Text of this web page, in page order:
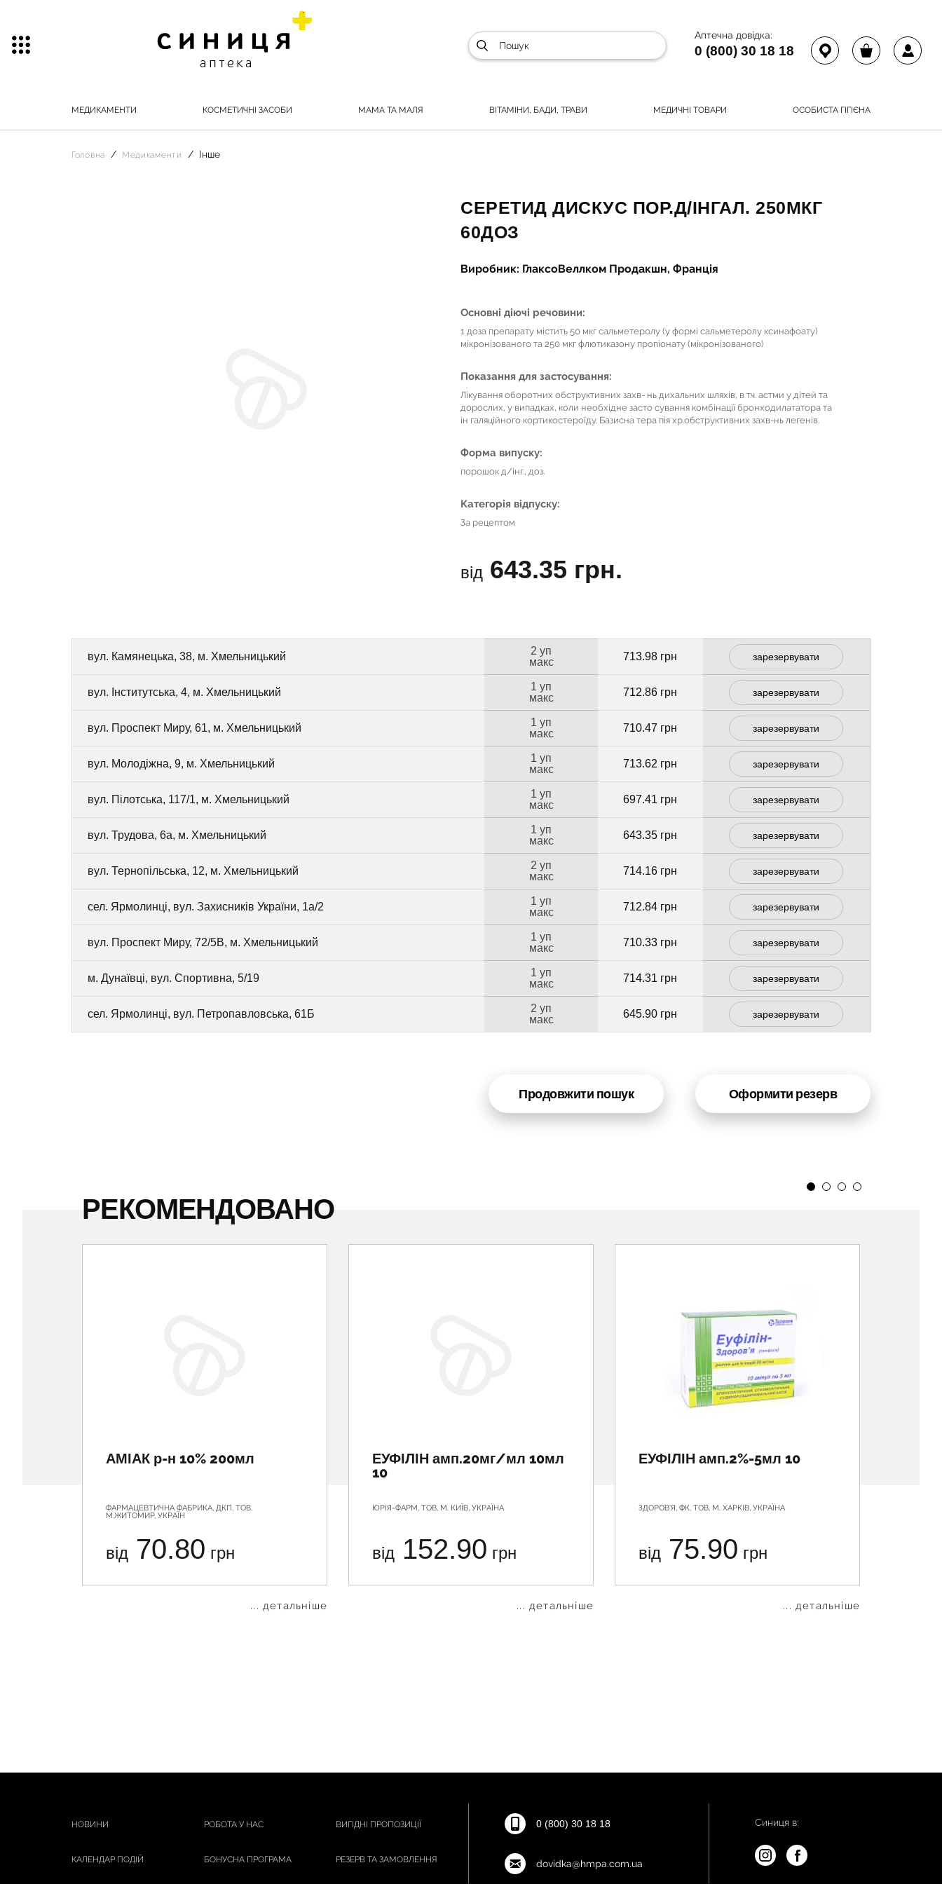
Аптечна довідка:
0 (800) 30 18 18
МЕДИКАМЕНТИ КОСМЕТИЧНІ ЗАСОБИ МАМА ТА МАЛЯ ВІТАМІНИ, БАДИ, ТРАВИ МЕДИЧНІ ТОВАРИ ОСОБИСТА ГІГІЄНА
Головна Медикаменти Інше
СЕРЕТИД ДИСКУС ПОР.Д/ІНГАЛ. 250МКГ
60ДОЗ
Виробник: ГлаксоВеллком Продакшн, Франція
Основні діючі речовини:
1 доза препарату містить 50 мкг сальметеролу (у формі сальметеролу ксинафоату)
мікронізованого та 250 мкг флютиказону пропіонату (мікронізованого)
Показання для застосування:
Лікування оборотних обструктивних захв- нь дихальних шляхів, в т.ч. астми у дітей та
дорослих, у випадках, коли необхідне засто сування комбінації бронходилататора та
ін галяційного кортикостероїду. Базисна тера пія хр.обструктивних захв-нь легенів.
Форма випуску:
порошок д/інг., доз.
Категорія відпуску:
За рецептом
від 643.35 грн.
вул. Камянецька, 38, м. Хмельницький
2 уп
макс
713.98 грн зарезервувати
вул. Інститутська, 4, м. Хмельницький
1 уп
макс
712.86 грн зарезервувати
вул. Проспект Миру, 61, м. Хмельницький
1 уп
макс
710.47 грн зарезервувати
вул. Молодіжна, 9, м. Хмельницький
1 уп
макс
713.62 грн зарезервувати
вул. Пілотська, 117/1, м. Хмельницький
1 уп
макс
697.41 грн зарезервувати
вул. Трудова, 6а, м. Хмельницький
1 уп
макс
643.35 грн зарезервувати
вул. Тернопільська, 12, м. Хмельницький
2 уп
макс
714.16 грн зарезервувати
сел. Ярмолинці, вул. Захисників України, 1а/2
1 уп
макс
712.84 грн зарезервувати
вул. Проспект Миру, 72/5В, м. Хмельницький
1 уп
макс
710.33 грн зарезервувати
м. Дунаївці, вул. Спортивна, 5/19
1 уп
макс
714.31 грн зарезервувати
сел. Ярмолинці, вул. Петропавловська, 61Б
2 уп
макс
645.90 грн зарезервувати
Продовжити пошук Оформити резерв
РЕКОМЕНДОВАНО
АМІАК р-н 10% 200мл
ФАРМАЦЕВТИЧНА ФАБРИКА, ДКП, ТОВ,
М.ЖИТОМИР, УКРАЇН
від 70.80 грн
... детальніше
ЕУФІЛІН амп.20мг/мл 10мл
10
ЮРІЯ-ФАРМ, ТОВ, М. КИЇВ, УКРАЇНА
від 152.90 грн
... детальніше
ЕУФІЛІН амп.2%-5мл 10
ЗДОРОВ'Я, ФК, ТОВ, М. ХАРКІВ, УКРАЇНА
від 75.90 грн
... детальніше
НОВИНИ РОБОТА У НАС ВИГІДНІ ПРОПОЗИЦІЇ
КАЛЕНДАР ПОДІЙ БОНУСНА ПРОГРАМА РЕЗЕРВ ТА ЗАМОВЛЕННЯ
0 (800) 30 18 18
dovidka@hmpa.com.ua
Синиця в: